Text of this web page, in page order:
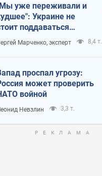
уже переживали и
Украине не
поддаваться
из-за
ракетного террора
Марченко, эксперт 8,4 т.
проспал угрозу:
может проверить
войной
Невзлин 3,3 т.